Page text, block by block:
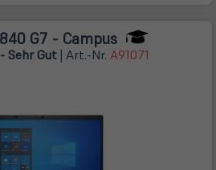
G7 - Campus
Sehr Gut | Art.-Nr. A91071